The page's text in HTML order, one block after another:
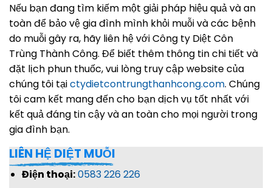
Nếu bạn đang tìm kiếm một giải pháp hiệu quả và an
toàn để bảo vệ gia đình mình khỏi muỗi và các bệnh
do muỗi gây ra, hãy liên hệ với Công ty Diệt Côn
Trùng Thành Công. Để biết thêm thông tin chi tiết và
đặt lịch phun thuốc, vui lòng truy cập website của
chúng tôi tạictydietcontrungthanhcong.com. Chúng
tôi cam kết mang đến cho bạn dịch vụ tốt nhất với
kết quả đáng tin cậy và an toàn cho mọi người trong
gia đình bạn.
LIÊN HỆ DIỆT MUỖI
Điện thoại:0583 226 226